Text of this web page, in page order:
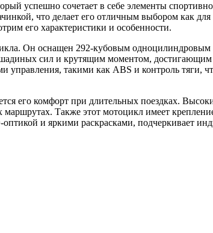
успешно сочетает в себе элементы
что делает его отличным выбором как
его характеристики и особенности.
Он оснащен 292-кубовым
сил и крутящим моментом, достигающим
управления, такими как ABS и контроль тяги,
его комфорт при длительных поездках.
Также этот мотоцикл имеет
и яркими раскрасками, подчеркивает